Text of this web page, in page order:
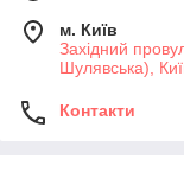
м. Київ
Західний
Шулявська),
Контакти